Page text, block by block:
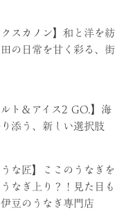
クスカノン】和と洋を紡
の日常を甘く彩る、街
ルト＆アイス2 GO.】海
添う、新しい選択肢
うな匠】ここのうなぎを
なぎ上り？！見た目も
豆のうなぎ専門店